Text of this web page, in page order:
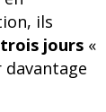
ils
jours «